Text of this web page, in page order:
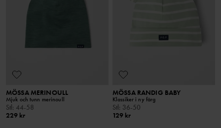
MÖSSA MERINOULL
Mjuk och tunn merinoull
Stl: 44-58
229 kr
MÖSSA RANDIG BABY
Klassiker i ny färg
Stl: 36-50
129 kr